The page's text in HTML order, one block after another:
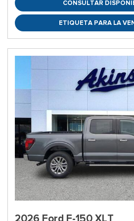
CONSULTAR
ETIQUETA PARA LA